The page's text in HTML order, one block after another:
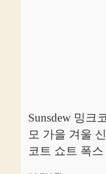
Sunsdew 밍크
모 가을 겨울
코트 쇼트 폭